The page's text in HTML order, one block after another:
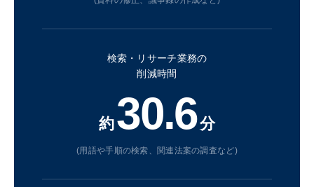
検索・リサーチ業務の
削減時間
約30.6分
(用語や手順の検索、関連法案の調査など)